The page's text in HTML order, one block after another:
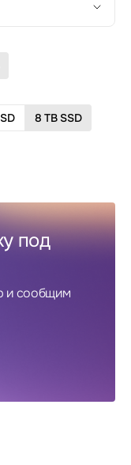
8 TB SSD
под
и сообщим